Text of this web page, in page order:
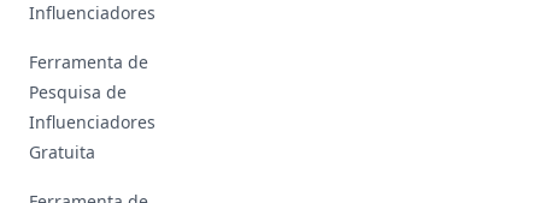
Influenciadores
Ferramenta de
Pesquisa de
Influenciadores
Gratuita